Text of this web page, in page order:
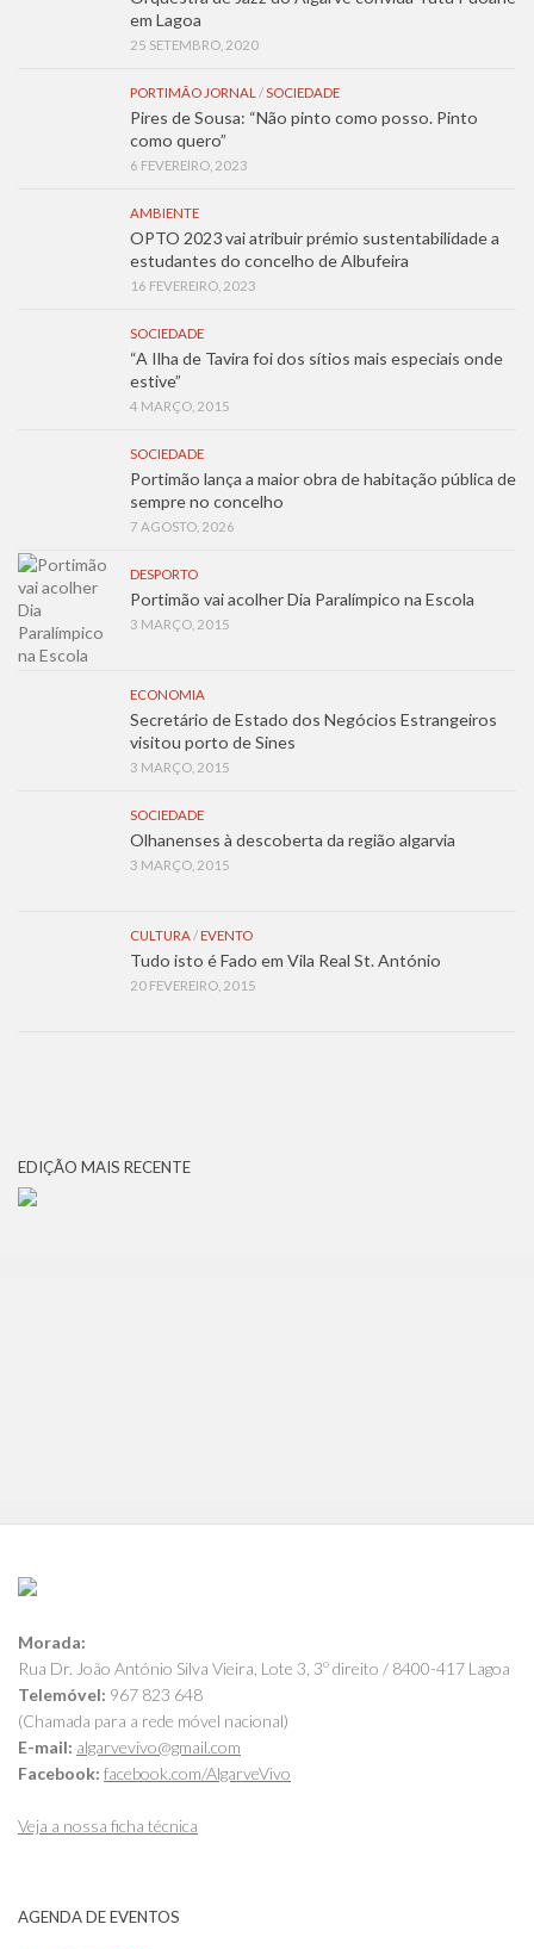
em Lagoa
25 SETEMBRO, 2020
PORTIMÃO JORNAL /SOCIEDADE
Pires de Sousa: “Não pinto como posso. Pinto
como quero”
6 FEVEREIRO, 2023
AMBIENTE
OPTO 2023 vai atribuir prémio sustentabilidade a
estudantes do concelho de Albufeira
16 FEVEREIRO, 2023
SOCIEDADE
“A Ilha de Tavira foi dos sítios mais especiais onde
estive”
4 MARÇO, 2015
SOCIEDADE
Portimão lança a maior obra de habitação pública de
sempre no concelho
7 AGOSTO, 2026
DESPORTO
Portimão vai acolher Dia Paralímpico na Escola
3 MARÇO, 2015
ECONOMIA
Secretário de Estado dos Negócios Estrangeiros
visitou porto de Sines
3 MARÇO, 2015
SOCIEDADE
Olhanenses à descoberta da região algarvia
3 MARÇO, 2015
CULTURA/ EVENTO
Tudo isto é Fado em Vila Real St. António
20 FEVEREIRO, 2015
EDIÇÃO MAIS RECENTE
Morada:
Rua Dr. João António Silva Vieira, Lote 3, 3º direito / 8400-417 Lagoa
Telemóvel: 967 823 648
(Chamada para a rede móvel nacional)
E-mail: algarvevivo@gmail.com
Facebook: facebook.com/AlgarveVivo
Veja a nossa ficha técnica
AGENDA DE EVENTOS